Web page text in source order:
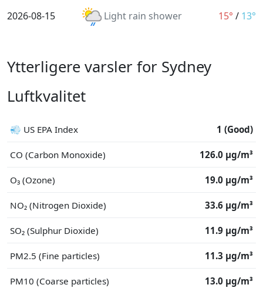
2026-08-15 Light rain shower 15° / 13°
Ytterligere varsler for Sydney
Luftkvalitet
💨 US EPA Index 1 (Good)
CO (Carbon Monoxide) 126.0 μg/m³
O₃ (Ozone) 19.0 μg/m³
NO₂ (Nitrogen Dioxide) 33.6 μg/m³
SO₂ (Sulphur Dioxide) 11.9 μg/m³
PM2.5 (Fine particles) 11.3 μg/m³
PM10 (Coarse particles) 13.0 μg/m³